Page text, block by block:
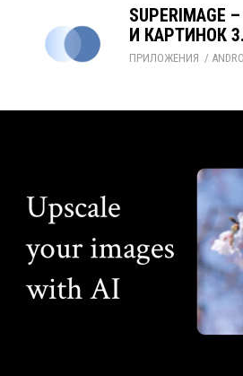
И КАРТИНОК
ПРИЛОЖЕНИЯ /